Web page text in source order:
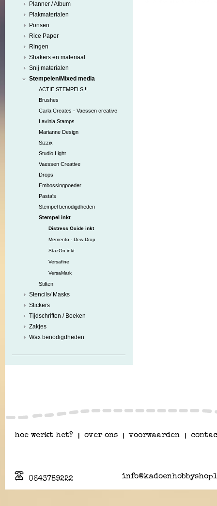
Planner / Album
Plakmaterialen
Ponsen
Rice Paper
Ringen
Shakers en materiaal
Snij materialen
Stempelen/Mixed media
ACTIE STEMPELS !!
Brushes
Carla Creates - Vaessen creative
Lavinia Stamps
Marianne Design
Sizzix
Studio Light
Vaessen Creative
Drops
Embossingpoeder
Pasta's
Stempel benodigdheden
Stempel inkt
Distress Oxide inkt
Memento - Dew Drop
StazOn inkt
Versafine
VersaMark
Stiften
Stencils/ Masks
Stickers
Tijdschriften / Boeken
Zakjes
Wax benodigdheden
hoe werkt het? over ons voorwaarden
0643789222